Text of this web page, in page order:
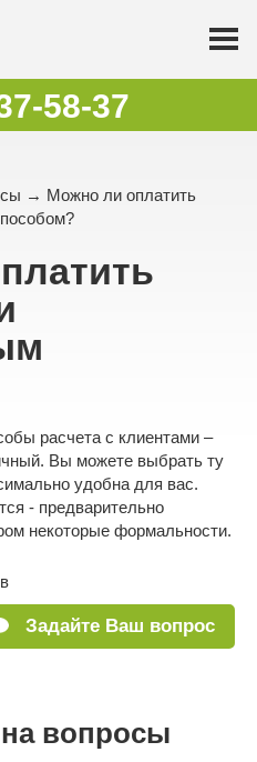
58-37
→ Можно ли оплатить
расчета с клиентами –
Вы можете выбрать ту
удобна для вас.
- предварительно
некоторые формальности.
Задайте Ваш вопрос
вопросы